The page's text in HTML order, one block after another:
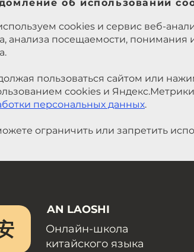
об использовании
cookies и сервис веб-
анализа посещаемости,
пользоваться сайтом или
cookies и Яндекс.Метрики
персональных данных.
ограничить или запретить
AN LAOSHI
Онлайн-школа
китайского языка